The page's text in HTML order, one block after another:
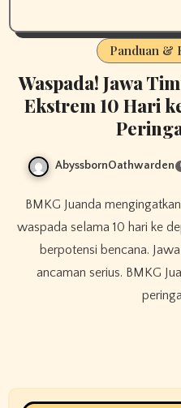
Panduan &
Waspada! Jawa
Ekstrem 10 Hari
AbyssbornOathwarden
BMKG Juanda mengingatkan masyarakat Jawa Timur untuk
waspada selama 10 hari ke
berpotensi bencana.
ancaman serius. BMKG